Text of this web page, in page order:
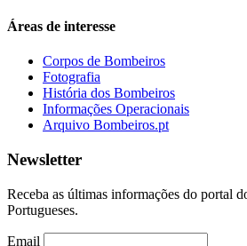
Áreas de interesse
Corpos de Bombeiros
Fotografia
História dos Bombeiros
Informações Operacionais
Arquivo Bombeiros.pt
Newsletter
Receba as últimas informações do portal
Portugueses.
Email